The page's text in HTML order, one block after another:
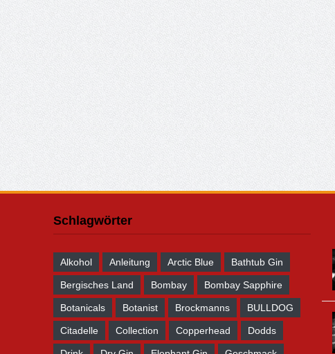
Schlagwörter
Alkohol Anleitung Arctic Blue Bathtub Gin
Bergisches Land Bombay Bombay Sapphire
Botanicals Botanist Brockmanns BULLDOG
Citadelle Collection Copperhead Dodds